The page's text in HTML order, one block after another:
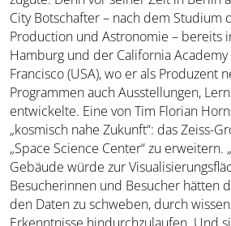
City Botschafter – nach dem Studium
Production und Astronomie – bereits
Hamburg und der California Academy
Francisco (USA), wo er als Produzent
Programmen auch Ausstellungen,
entwickelte. Eine von Tim Florian
„kosmisch nahe Zukunft“: das Zeiss-
„Space Science Center“ zu erweitern.
Gebäude würde zur
Besucherinnen und Besucher hätten
den Daten zu schweben, durch